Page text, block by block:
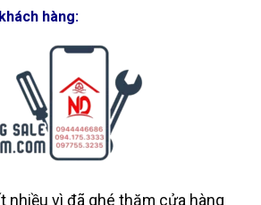
hàng:
nhiều vì đã ghé thăm cửa hàng